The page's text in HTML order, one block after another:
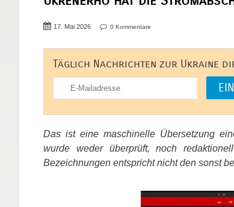
17. Mai 2026 0 Kommentare
Täglich Nachrichten zur Ukraine
Das ist eine maschinelle Übersetzung
wurde weder überprüft, noch
Bezeichnungen entspricht nicht den sonst